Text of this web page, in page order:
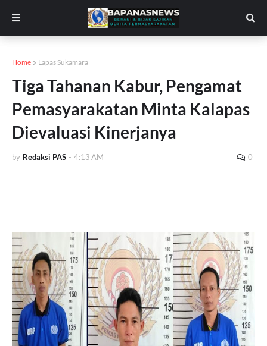
Home Lapas Sukamara
Tiga Tahanan Kabur, Pengamat
Pemasyarakatan Minta Kalapas
Dievaluasi Kinerjanya
by Redaksi PAS - 4:13 AM 0